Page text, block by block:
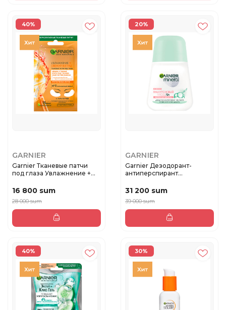
40%
GARNIER
Garnier Тканевые патчи
под глаза Увлажнение +
16 800 sum
28 000 sum
20%
GARNIER
Garnier Дезодорант-
антиперспирант
31 200 sum
39 000 sum
40% 30%